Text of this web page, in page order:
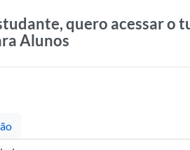
quero acessar o
Alunos